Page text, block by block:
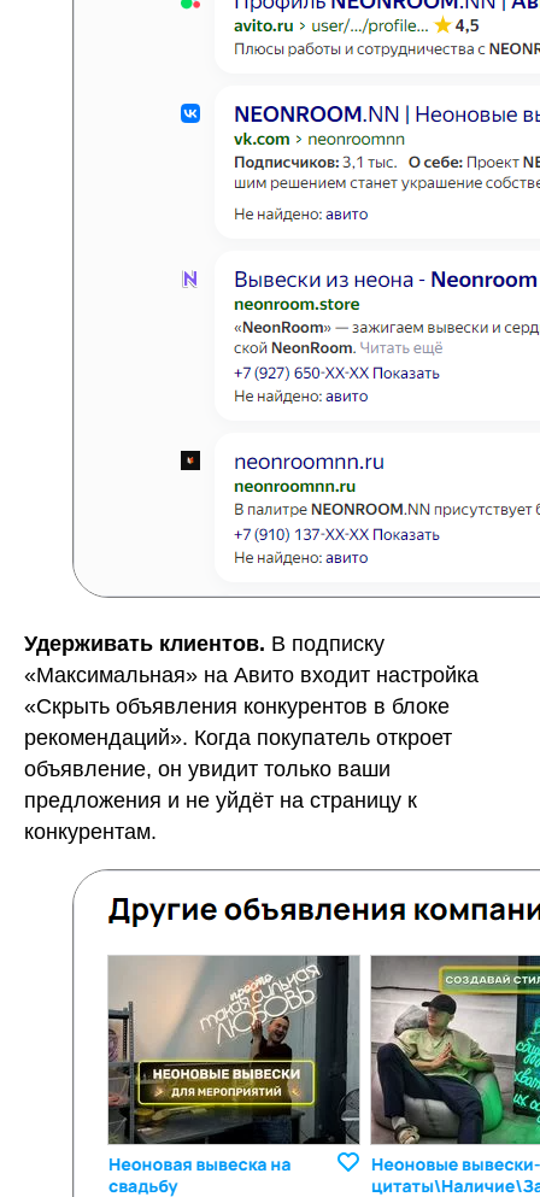
Удерживать клиентов. В подписку
«Максимальная» на Авито входит настройка
«Скрыть объявления конкурентов в блоке
рекомендаций». Когда покупатель откроет
объявление, он увидит только ваши
предложения и не уйдёт на страницу к
конкурентам.